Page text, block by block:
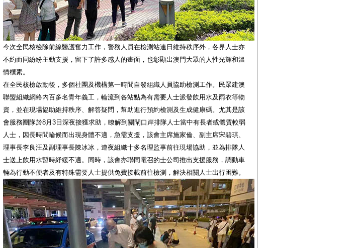
今次全民核檢除前線醫護奮力工作，警務人員在檢測站連日維持秩序外，各界人士亦
不約而同紛紛主動支援，留下了許多感人的畫面，也彰顯出澳門大眾的人性光輝和溫
情樸素。
在全民核檢啟動後，多個社團及機構第一時間自發組織人員協助檢測工作。民眾建澳
聯盟組織網絡內百多名青年義工，輪流到各站點為有需要人士派發飲用水及雨衣等物
資，並在現場協助維持秩序、解答疑問，幫助進行預約檢測及生成健康碼。尤其是該
會服務團隊於8月3日深夜接獲求助，瞭解到關閘口岸排隊人士當中有長者或體質較弱
人士，因長時間輪候而出現身體不適，急需支援，該會主席施家倫、副主席宋碧琪、
理事長李良汪及副理事長陳冰冰，連夜組織十多名理監事前往現場協助，並為排隊人
士送上飲用水暫時紓緩不適。同時，該會亦聯同電召的士公司推出支援服務，調動車
輛為行動不便者及有特殊需要人士提供免費接載前往檢測，解決相關人士出行困難。